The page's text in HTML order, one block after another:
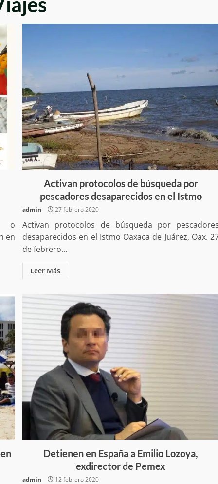
o
en
Activan protocolos de búsqueda por
pescadores desaparecidos en el Istmo
admin 27 febrero 2020
Activan protocolos de búsqueda por
desaparecidos en el Istmo Oaxaca de Juárez, Oax.
de febrero...
Leer Más
Detienen en España a Emilio Lozoya,
exdirector de Pemex
admin 12 febrero 2020
“Juana
Avanza con orden y tranquilidad el proceso
electoral extraordinario de Santiago Xanica:
Jesús Romero
7 agosto 2026